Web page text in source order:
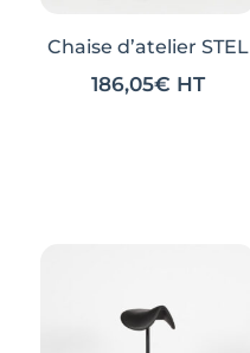
Chaise d’atelier STEL
186,05€ HT